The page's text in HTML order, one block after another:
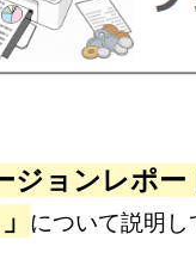
ジョンレポ
について説明し